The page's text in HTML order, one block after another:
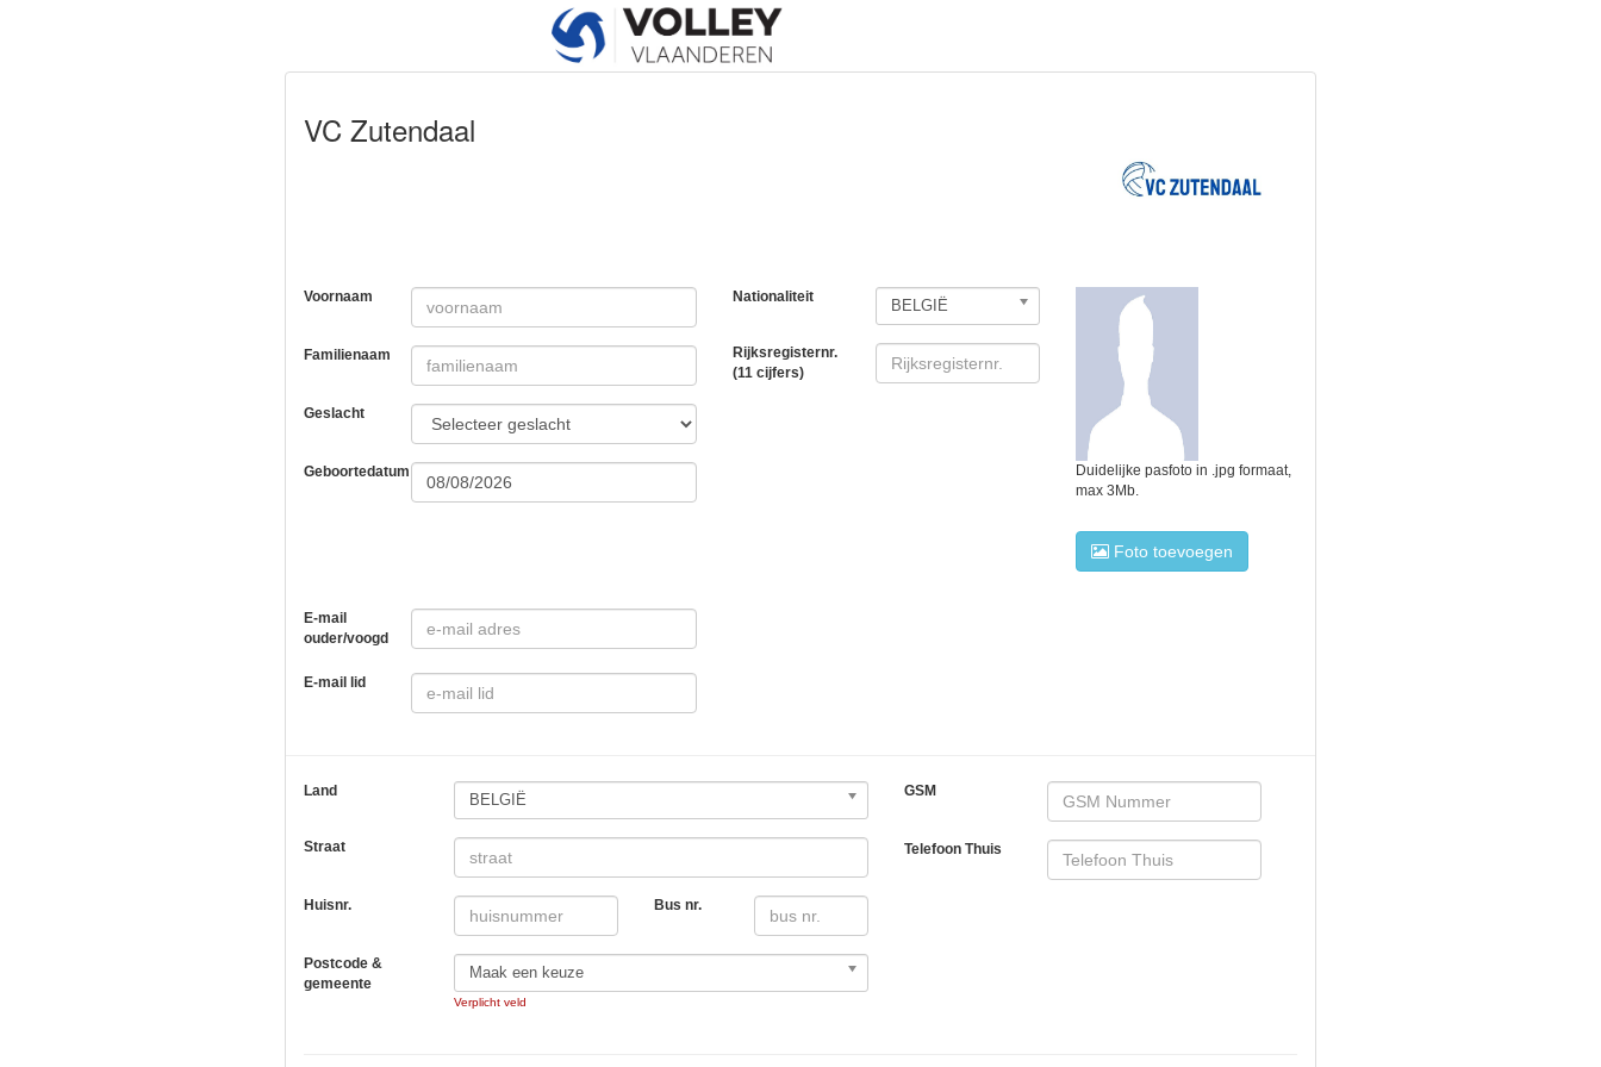
VC Zutendaal
Voornaam
Familienaam
Geslacht
Geboortedatum
Nationaliteit BELGIË
Rijksregisternr.
(11 cijfers)
Duidelijke pasfoto in .jpg formaat,
max 3Mb.
Foto toevoegen
E-mail
ouder/voogd
E-mail lid
Land BELGIË
Straat
Huisnr. Bus nr.
Postcode &
gemeente
Maak een keuze
Verplicht veld
GSM
Telefoon Thuis